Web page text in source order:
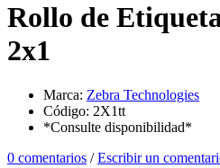
Rollo de
2x1
Marca: Zebra Technologies
Código: 2X1tt
*Consulte disponibilidad*
0 comentarios /Escribir un